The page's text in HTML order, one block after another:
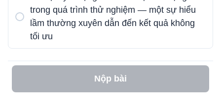
trong quá trình thử nghiệm — một sự hiểu
lầm thường xuyên dẫn đến kết quả không
tối ưu
Nộp bài